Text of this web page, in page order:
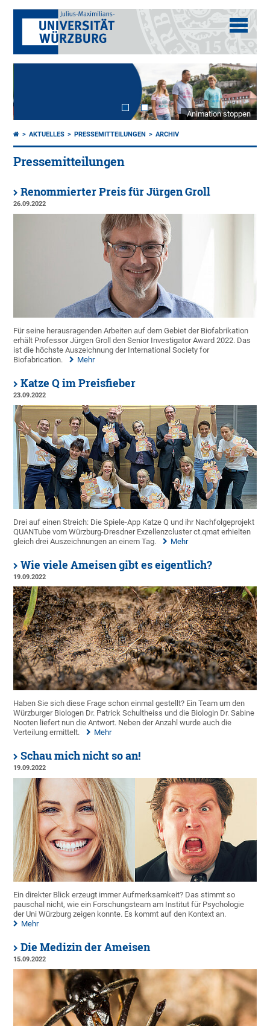
Animation stoppen
AKTUELLES PRESSEMITTEILUNGEN ARCHIV
Pressemitteilungen
Renommierter Preis für Jürgen Groll
26.09.2022
Für seine herausragenden Arbeiten auf dem Gebiet der Biofabrikation
erhält Professor Jürgen Groll den Senior Investigator Award 2022. Das
ist die höchste Auszeichnung der International Society for
Biofabrication.
Mehr
Katze Q im Preisfieber
23.09.2022
Drei auf einen Streich: Die Spiele-App Katze Q und ihr Nachfolgeprojekt
QUANTube vom Würzburg-Dresdner Exzellenzcluster ct.qmat erhielten
gleich drei Auszeichnungen an einem Tag.
Mehr
Wie viele Ameisen gibt es eigentlich?
19.09.2022
Haben Sie sich diese Frage schon einmal gestellt? Ein Team um den
Würzburger Biologen Dr. Patrick Schultheiss und die Biologin Dr. Sabine
Nooten liefert nun die Antwort. Neben der Anzahl wurde auch die
Verteilung ermittelt.
Mehr
Schau mich nicht so an!
19.09.2022
Ein direkter Blick erzeugt immer Aufmerksamkeit? Das stimmt so
pauschal nicht, wie ein Forschungsteam am Institut für Psychologie
der Uni Würzburg zeigen konnte. Es kommt auf den Kontext an.
Mehr
Die Medizin der Ameisen
15.09.2022